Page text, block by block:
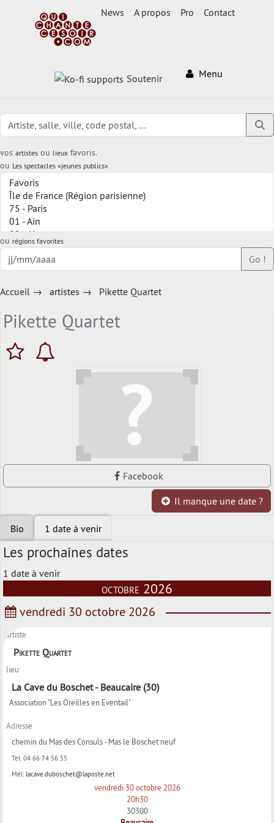
News A propos Pro Contact
Soutenir Menu
vos artistes ou lieux favoris.
ou Les spectacles «jeunes publics»
ou régions favorites
Go !
Accueil → artistes → Pikette Quartet
Pikette Quartet
Facebook
Il manque une date ?
Bio 1 date à venir
Les prochaines dates
1 date à venir
octobre 2026
vendredi 30 octobre 2026
artiste
Pikette Quartet
lieu
La Cave du Boschet - Beaucaire (30)
Association "Les Oreilles en Eventail"
Adresse
chemin du Mas des Consuls - Mas le Boschet neuf
Tel: 04 66 74 56 55
Mél: lacave.duboschet@laposte.net
vendredi 30 octobre 2026
20h30
30300